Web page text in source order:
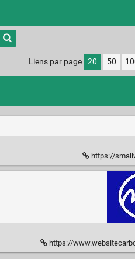
Type 1 or
more
characters
results.
Liens par page 20 50
https://
https://